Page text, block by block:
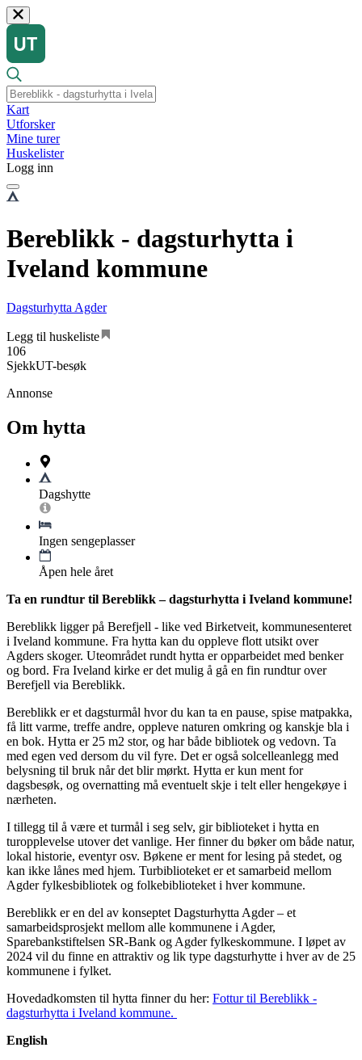
Kart
Utforsker
Mine turer
Huskelister
Logg inn
Bereblikk - dagsturhytta i
Iveland kommune
Dagsturhytta Agder
Legg til huskeliste
106
SjekkUT-besøk
Annonse
Om hytta
Dagshytte
Ingen sengeplasser
Åpen hele året
Ta en rundtur til Bereblikk – dagsturhytta i Iveland kommune!
Bereblikk ligger på Berefjell - like ved Birketveit, kommunesenteret
i Iveland kommune. Fra hytta kan du oppleve flott utsikt over
Agders skoger. Uteområdet rundt hytta er opparbeidet med benker
og bord. Fra Iveland kirke er det mulig å gå en fin rundtur over
Berefjell via Bereblikk.
Bereblikk er et dagsturmål hvor du kan ta en pause, spise matpakka,
få litt varme, treffe andre, oppleve naturen omkring og kanskje bla i
en bok. Hytta er 25 m2 stor, og har både bibliotek og vedovn. Ta
med egen ved dersom du vil fyre. Det er også solcelleanlegg med
belysning til bruk når det blir mørkt. Hytta er kun ment for
dagsbesøk, og overnatting må eventuelt skje i telt eller hengekøye i
nærheten.
I tillegg til å være et turmål i seg selv, gir biblioteket i hytta en
turopplevelse utover det vanlige. Her finner du bøker om både natur,
lokal historie, eventyr osv. Bøkene er ment for lesing på stedet, og
kan ikke lånes med hjem. Turbiblioteket er et samarbeid mellom
Agder fylkesbibliotek og folkebiblioteket i hver kommune.
Bereblikk er en del av konseptet Dagsturhytta Agder – et
samarbeidsprosjekt mellom alle kommunene i Agder,
Sparebankstiftelsen SR-Bank og Agder fylkeskommune. I løpet av
2024 vil du finne en attraktiv og lik type dagsturhytte i hver av de 25
kommunene i fylket.
Hovedadkomsten til hytta finner du her: Fottur til Bereblikk -
dagsturhytta i Iveland kommune.
English